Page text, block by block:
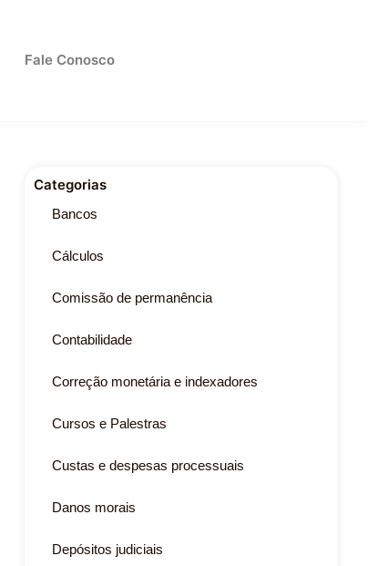
Fale Conosco
Categorias
Bancos
Cálculos
Comissão de permanência
Contabilidade
Correção monetária e indexadores
Cursos e Palestras
Custas e despesas processuais
Danos morais
Depósitos judiciais